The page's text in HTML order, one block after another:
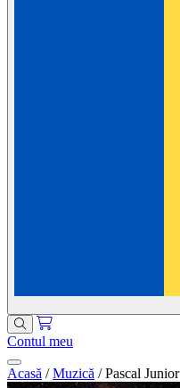
Contul meu
Acasă / Muzică / Pascal Junior